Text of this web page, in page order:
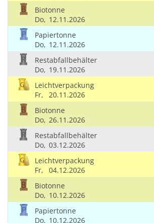
Biotonne
Do, 12.11.2026
Papiertonne
Do, 12.11.2026
Restabfallbehälter
Do, 19.11.2026
Leichtverpackung
Fr,
20.11.2026
Biotonne
Do, 26.11.2026
Restabfallbehälter
Do, 03.12.2026
Leichtverpackung
Fr,
04.12.2026
Biotonne
Do, 10.12.2026
Papiertonne
Do, 10.12.2026